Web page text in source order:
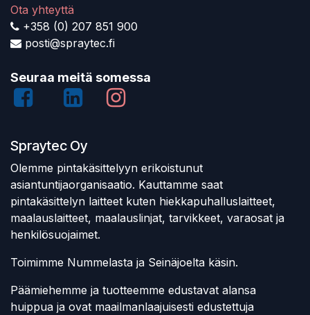
Ota yhteyttä
+358 (0) 207 851 900
posti@spraytec.fi
Seuraa meitä somessa
Spraytec Oy
Olemme pintakäsittelyyn erikoistunut
asiantuntijaorganisaatio. Kauttamme saat
pintakäsittelyn laitteet kuten hiekkapuhalluslaitteet,
maalauslaitteet, maalauslinjat, tarvikkeet, varaosat ja
henkilösuojaimet.
Toimimme Nummelasta ja Seinäjoelta käsin.
Päämiehemme ja tuotteemme edustavat alansa
huippua ja ovat maailmanlaajuisesti edustettuja